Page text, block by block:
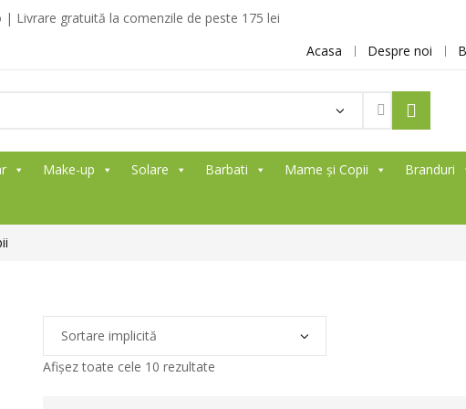
Livrare gratuită la comenzile de peste 175 lei
Acasa
Despre noi
Make-up Solare Barbati Mame și Copii Branduri
Afișez toate cele 10 rezultate